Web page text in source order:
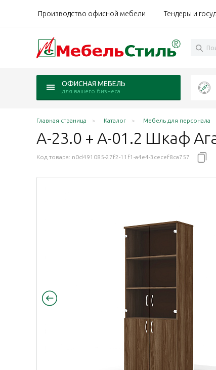
Производство офисной мебели Тендеры и
ОФИСНАЯ МЕБЕЛЬ
для вашего бизнеса
Главная страница Каталог Мебель для персонала
А-23.0 + А-01.2 Шкаф
Код товара: n0d491085-27f2-11f1-a4e4-3cecef8ca757